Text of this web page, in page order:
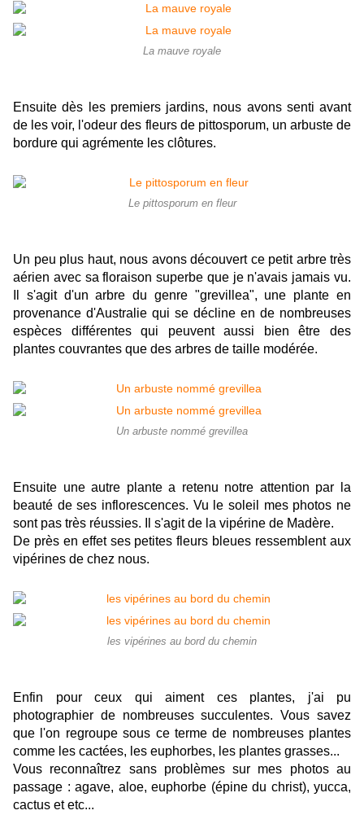
La mauve royale
Ensuite dès les premiers jardins, nous avons senti avant
de les voir, l'odeur des fleurs de pittosporum, un arbuste de
bordure qui agrémente les clôtures.
Le pittosporum en fleur
Un peu plus haut, nous avons découvert ce petit arbre très
aérien avec sa floraison superbe que je n'avais jamais vu.
Il s'agit d'un arbre du genre "grevillea", une plante en
provenance d'Australie qui se décline en de nombreuses
espèces différentes qui peuvent aussi bien être des
plantes couvrantes que des arbres de taille modérée.
Un arbuste nommé grevillea
Ensuite une autre plante a retenu notre attention par la
beauté de ses inflorescences. Vu le soleil mes photos ne
sont pas très réussies. Il s'agit de la vipérine de Madère.
De près en effet ses petites fleurs bleues ressemblent aux
vipérines de chez nous.
les vipérines au bord du chemin
Enfin pour ceux qui aiment ces plantes, j'ai pu
photographier de nombreuses succulentes. Vous savez
que l'on regroupe sous ce terme de nombreuses plantes
comme les cactées, les euphorbes, les plantes grasses...
Vous reconnaîtrez sans problèmes sur mes photos au
passage : agave, aloe, euphorbe (épine du christ), yucca,
cactus et etc...